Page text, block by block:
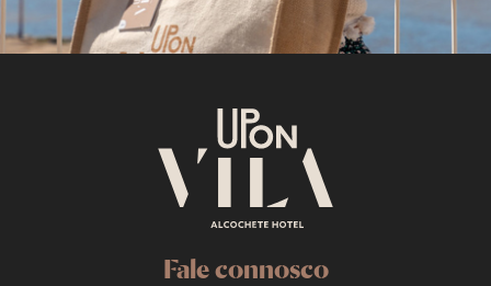
Fale connosco